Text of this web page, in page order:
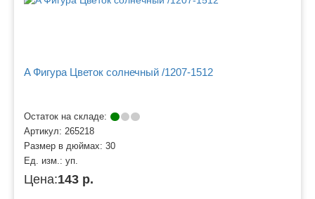
A Фигура Цветок солнечный /1207-1512
Остаток на складе:
Артикул: 265218
Размер в дюймах: 30
Ед. изм.: уп.
Цена:143 р.